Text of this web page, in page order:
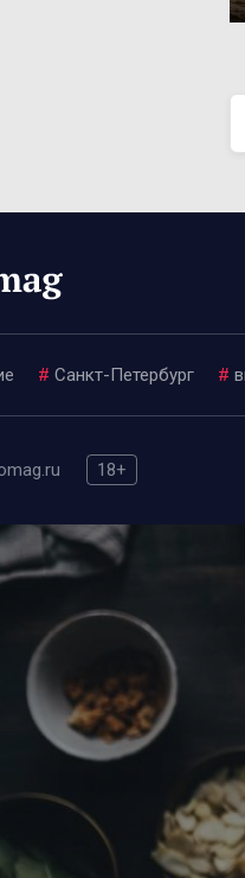
# Санкт-Петербург #
18+